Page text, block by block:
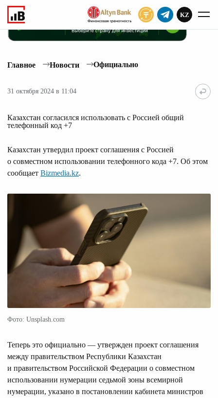
KZ
Главное Новости Официально
31 октября 2024 в 11:04
Казахстан согласился использовать с Россией общий
телефонный код +7
Казахстан утвердил проект соглашения с Россией
о совместном использовании телефонного кода +7. Об этом
сообщает Bizmedia.kz.
Фото: Unsplash.com
Теперь это официально — утвержден проект соглашения
между правительством Республики Казахстан
и правительством Российской Федерации о совместном
использовании нумерации седьмой зоны всемирной
нумерации, указано в постановлении кабинета министров